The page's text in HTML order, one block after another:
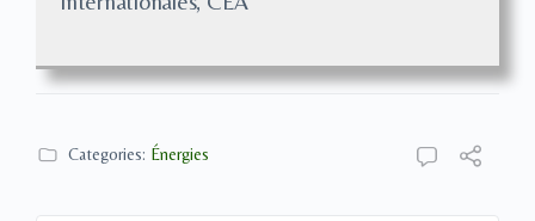
Categories: Énergies